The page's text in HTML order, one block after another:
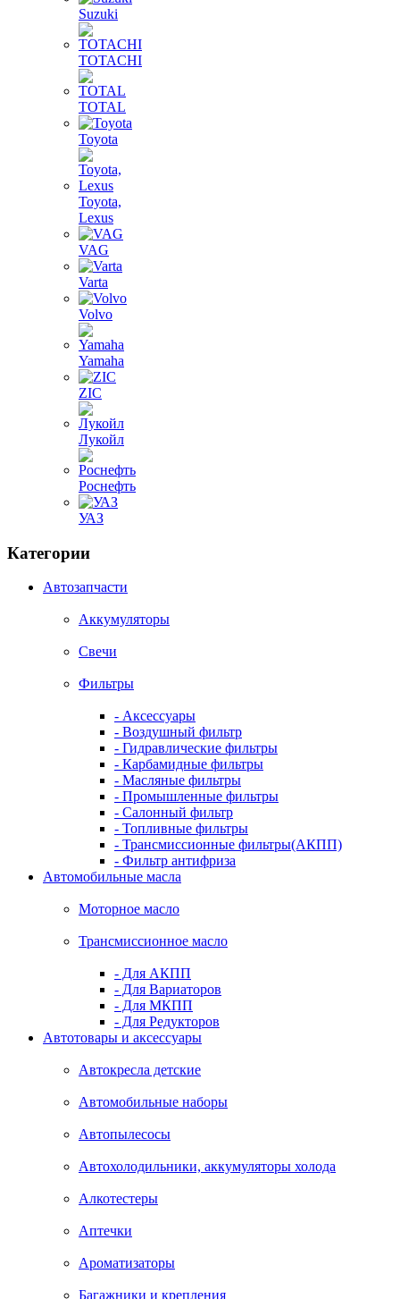
Suzuki
TOTACHI
TOTAL
Toyota
Toyota,
Lexus
VAG
Varta
Volvo
Yamaha
ZIC
Лукойл
Роснефть
УАЗ
Категории
Автозапчасти
Аккумуляторы
Свечи
Фильтры
- Аксессуары
- Воздушный фильтр
- Гидравлические фильтры
- Карбамидные фильтры
- Масляные фильтры
- Промышленные фильтры
- Салонный фильтр
- Топливные фильтры
- Трансмиссионные фильтры(АКПП)
- Фильтр антифриза
Автомобильные масла
Моторное масло
Трансмиссионное масло
- Для АКПП
- Для Вариаторов
- Для МКПП
- Для Редукторов
Автотовары и аксессуары
Автокресла детские
Автомобильные наборы
Автопылесосы
Автохолодильники, аккумуляторы холода
Алкотестеры
Аптечки
Ароматизаторы
Багажники и крепления